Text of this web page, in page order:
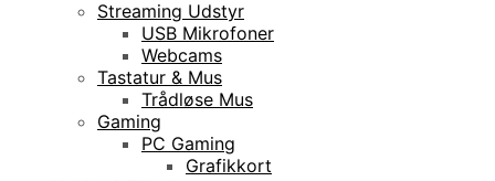
Streaming Udstyr
USB Mikrofoner
Webcams
Tastatur & Mus
Trådløse Mus
Gaming
PC Gaming
Grafikkort